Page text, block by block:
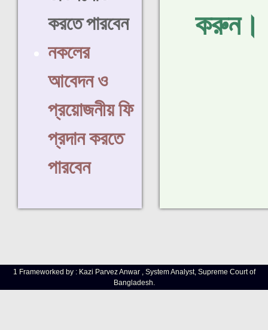
করতে পারবেন
নকলের
আবেদন ও
প্রয়োজনীয় ফি
প্রদান করতে
পারবেন
করুন।
1 Frameworked by : Kazi Parvez Anwar , System Analyst, Supreme Court of
Bangladesh.